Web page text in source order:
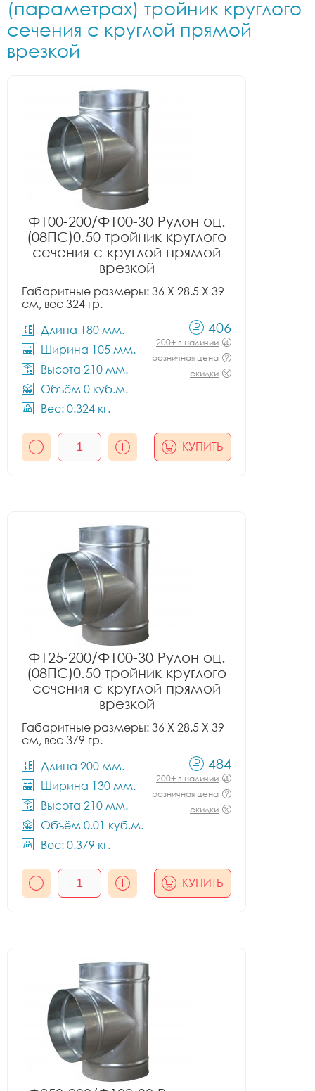
(параметрах) тройник круглого
сечения с круглой прямой
врезкой
Ф100-200/Ф100-30 Рулон оц.
(08ПС)0.50 тройник круглого
сечения с круглой прямой
врезкой
Габаритные размеры: 36 X 28.5 X 39
см, вес 324 гр.
Длина 180 мм.
Ширина 105 мм.
Высота 210 мм.
Объём 0 куб.м.
Вес: 0.324 кг.
406
200+ в наличии
розничная цена
скидки
КУПИТЬ
Ф125-200/Ф100-30 Рулон оц.
(08ПС)0.50 тройник круглого
сечения с круглой прямой
врезкой
Габаритные размеры: 36 X 28.5 X 39
см, вес 379 гр.
Длина 200 мм.
Ширина 130 мм.
Высота 210 мм.
Объём 0.01 куб.м.
Вес: 0.379 кг.
484
200+ в наличии
розничная цена
скидки
КУПИТЬ